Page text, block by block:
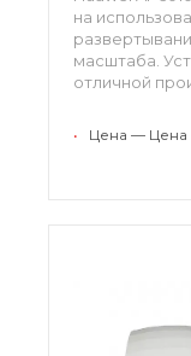
на
масштаба.
отличной
• Цена — Цена